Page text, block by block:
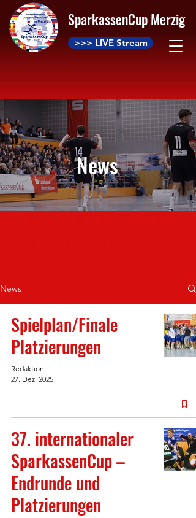
SparkassenCup Merzig
>>> LIVE Stream
News
News
Spielplan/Finale
Platzierungen
Redaktion
27. Dez. 2025
37. internationaler
SparkassenCup –
Endrunde und
Platzierungen